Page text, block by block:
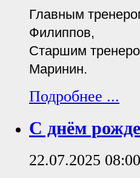
Главным
Филиппов,
Старшим
Маринин.
Подробнее ...
С днём
22.07.2025 08:00